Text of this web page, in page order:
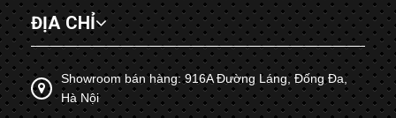
ĐỊA CHỈ
Showroom bán hàng: 916A Đường Láng, Đống Đa,
Hà Nội